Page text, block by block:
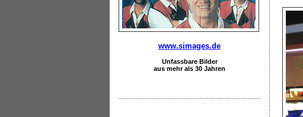
www.simages.de
Unfassbare Bilder
aus mehr als 30 Jahren